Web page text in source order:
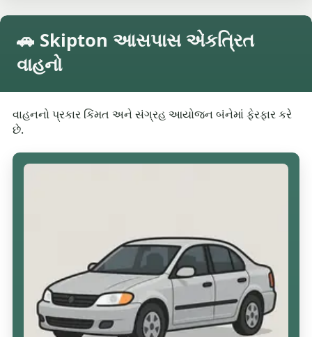
🚗 Skipton આસપાસ એકત્રિત
વાહનો
વાહનનો પ્રકાર કિંમત અને સંગ્રહ આયોજન બંનેમાં ફેરફાર કરે
છે.